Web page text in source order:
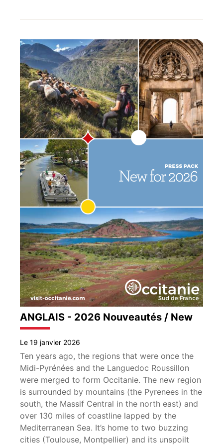
ANGLAIS - 2026 Nouveautés / New
Le 19 janvier 2026
Ten years ago, the regions that were once the
Midi-Pyrénées and the Languedoc Roussillon
were merged to form Occitanie. The new region
is surrounded by mountains (the Pyrenees in the
south, the Massif Central in the north east) and
over 130 miles of coastline lapped by the
Mediterranean Sea. It’s home to two buzzing
cities (Toulouse, Montpellier) and its unspoilt